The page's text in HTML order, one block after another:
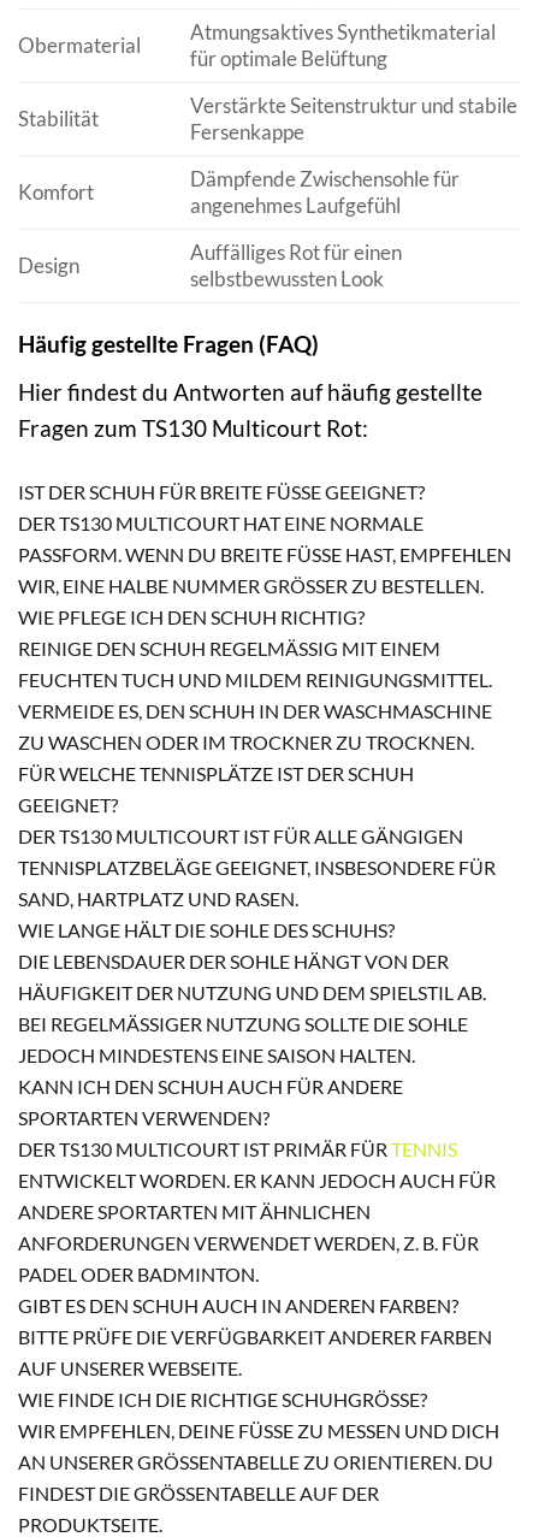
Obermaterial
Atmungsaktives Synthetikmaterial
für optimale Belüftung
Stabilität
Verstärkte Seitenstruktur und stabile
Fersenkappe
Komfort
Dämpfende Zwischensohle für
angenehmes Laufgefühl
Design
Auffälliges Rot für einen
selbstbewussten Look
Häufig gestellte Fragen (FAQ)
Hier findest du Antworten auf häufig gestellte
Fragen zum TS130 Multicourt Rot:
IST DER SCHUH FÜR BREITE FÜSSE GEEIGNET?
DER TS130 MULTICOURT HAT EINE NORMALE
PASSFORM. WENN DU BREITE FÜSSE HAST, EMPFEHLEN W
IR, EINE HALBE NUMMER GRÖSSER ZU BESTELLEN.
WIE PFLEGE ICH DEN SCHUH RICHTIG?
REINIGE DEN SCHUH REGELMÄSSIG MIT EINEM F
EUCHTEN TUCH UND MILDEM REINIGUNGSMITTEL. V
ERMEIDE ES, DEN SCHUH IN DER WASCHMASCHINE Z
U WASCHEN ODER IM TROCKNER ZU TROCKNEN.
FÜR WELCHE TENNISPLÄTZE IST DER SCHUH
GEEIGNET?
DER TS130 MULTICOURT IST FÜR ALLE GÄNGIGEN
TENNISPLATZBELÄGE GEEIGNET, INSBESONDERE FÜR
SAND, HARTPLATZ UND RASEN.
WIE LANGE HÄLT DIE SOHLE DES SCHUHS?
DIE LEBENSDAUER DER SOHLE HÄNGT VON DER
HÄUFIGKEIT DER NUTZUNG UND DEM SPIELSTIL AB.
BEI REGELMÄSSIGER NUTZUNG SOLLTE DIE SOHLE J
EDOCH MINDESTENS EINE SAISON HALTEN.
KANN ICH DEN SCHUH AUCH FÜR ANDERE
SPORTARTEN VERWENDEN?
DER TS130 MULTICOURT IST PRIMÄR FÜR TENNIS
ENTWICKELT WORDEN. ER KANN JEDOCH AUCH FÜR
ANDERE SPORTARTEN MIT ÄHNLICHEN
ANFORDERUNGEN VERWENDET WERDEN, Z. B. FÜR
PADEL ODER BADMINTON.
GIBT ES DEN SCHUH AUCH IN ANDEREN FARBEN?
BITTE PRÜFE DIE VERFÜGBARKEIT ANDERER FARBEN
AUF UNSERER WEBSEITE.
WIE FINDE ICH DIE RICHTIGE SCHUHGRÖSSE?
WIR EMPFEHLEN, DEINE FÜSSE ZU MESSEN UND DICH A
N UNSERER GRÖSSENTABELLE ZU ORIENTIEREN. DU FI
NDEST DIE GRÖSSENTABELLE AUF DER PRO
DUKTSEITE.